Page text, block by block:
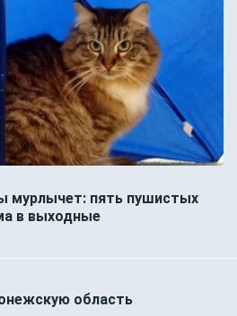
мурлычет: пять пушистых
в выходные
область